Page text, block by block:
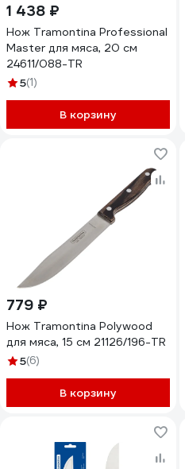
1 438 ₽
Нож Tramontina Professional
Master для мяса, 20 см
24611/088-TR
5(1)
В корзину
779 ₽
Нож Tramontina Polywood
для мяса, 15 см 21126/196-TR
5(6)
В корзину